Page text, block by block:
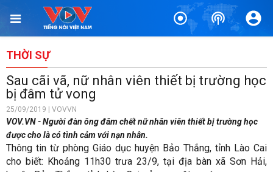
THỜI SỰ
Sau cãi vã, nữ nhân viên thiết bị trường học
bị đâm tử vong
25/09/2019 | VOVVN
VOV.VN - Người đàn ông đâm chết nữ nhân viên thiết bị trường học
được cho là có tình cảm với nạn nhân.
Thông tin từ phòng Giáo dục huyện Bảo Thắng, tỉnh Lào Cai
cho biết: Khoảng 11h30 trưa 23/9, tại địa bàn xã Sơn Hải,